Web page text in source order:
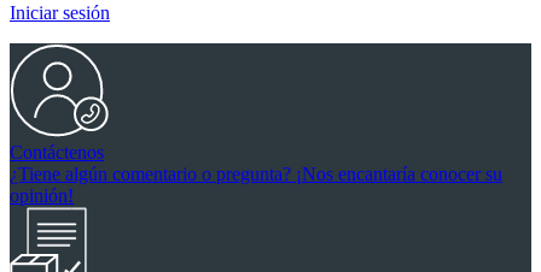
Iniciar sesión
Contáctenos
¿Tiene algún comentario o pregunta? ¡Nos encantaría conocer su
opinión!